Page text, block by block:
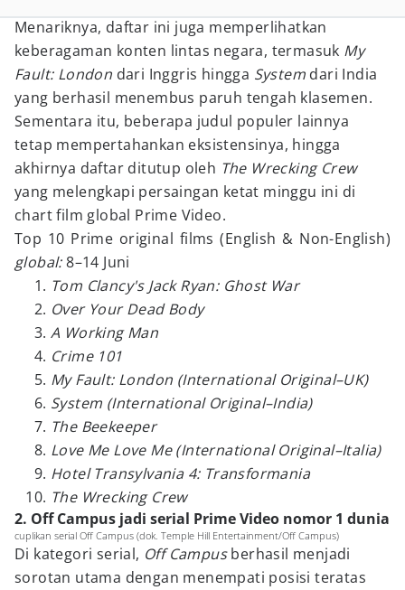
Menariknya, daftar ini juga memperlihatkan
keberagaman konten lintas negara, termasuk My
Fault: London dari Inggris hingga System dari India
yang berhasil menembus paruh tengah klasemen.
Sementara itu, beberapa judul populer lainnya
tetap mempertahankan eksistensinya, hingga
akhirnya daftar ditutup oleh The Wrecking Crew
yang melengkapi persaingan ketat minggu ini di
chart film global Prime Video.
Top 10 Prime original films (English & Non-English)
global:8–14 Juni
Tom Clancy's Jack Ryan: Ghost War
Over Your Dead Body
A Working Man
Crime 101
My Fault: London (International Original–UK)
System (International Original–India)
The Beekeeper
Love Me Love Me (International Original–Italia)
Hotel Transylvania 4: Transformania
The Wrecking Crew
2. Off Campus jadi serial Prime Video nomor 1 dunia
cuplikan serial Off Campus (dok. Temple Hill Entertainment/Off Campus)
Di kategori serial, Off Campusberhasil menjadi
sorotan utama dengan menempati posisi teratas